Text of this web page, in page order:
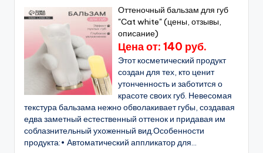
Оттеночный бальзам для губ
"Cat white" (цены, отзывы,
описание)
Цена от: 140 руб.
Этот косметический продукт
создан для тех, кто ценит
утонченность и заботится о
красоте своих губ. Невесомая
текстура бальзама нежно обволакивает губы, создавая
едва заметный естественный оттенок и придавая им
соблазнительный ухоженный вид.Особенности
продукта:• Автоматический аппликатор для...